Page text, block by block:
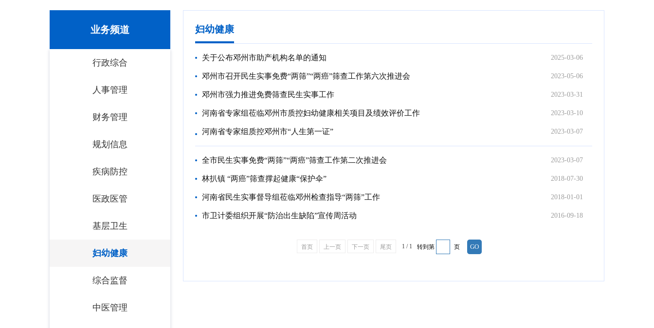
业务频道
行政综合
人事管理
财务管理
规划信息
疾病防控
医政医管
基层卫生
妇幼健康
综合监督
中医管理
妇幼健康
关于公布邓州市助产机构名单的通知 2025-03-06
邓州市召开民生实事免费“两筛”“两癌”筛查工作第六次推进会 2023-05-06
邓州市强力推进免费筛查民生实事工作 2023-03-31
河南省专家组莅临邓州市质控妇幼健康相关项目及绩效评价工作 2023-03-10
河南省专家组质控邓州市“人生第一证” 2023-03-07
全市民生实事免费“两筛”“两癌”筛查工作第二次推进会 2023-03-07
林扒镇 “两癌”筛查撑起健康“保护伞” 2018-07-30
河南省民生实事督导组莅临邓州检查指导“两筛”工作 2018-01-01
市卫计委组织开展“防治出生缺陷”宣传周活动 2016-09-18
首页 上一页 下一页 尾页 1 / 1 转到第 页